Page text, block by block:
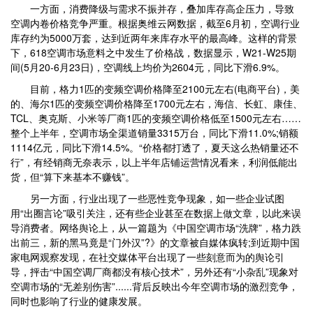
一方面，消费降级与需求不振并存，叠加库存高企压力，导致
空调内卷价格竞争严重。根据奥维云网数据，截至6月初，空调行业
库存约为5000万套，达到近两年来库存水平的最高峰。这样的背景
下，618空调市场意料之中发生了价格战，数据显示，W21-W25期
间(5月20-6月23日)，空调线上均价为2604元，同比下滑6.9%。
目前，格力1匹的变频空调价格降至2100元左右(电商平台)，美
的、海尔1匹的变频空调价格降至1700元左右，海信、长虹、康佳、
TCL、奥克斯、小米等厂商1匹的变频空调价格低至1500元左右……
整个上半年，空调市场全渠道销量3315万台，同比下滑11.0%;销额
1114亿元，同比下滑14.5%。“价格都打透了，夏天这么热销量还不
行”，有经销商无奈表示，以上半年店铺运营情况看来，利润低能出
货，但“算下来基本不赚钱”。
另一方面，行业出现了一些恶性竞争现象，如一些企业试图
用“出圈言论”吸引关注，还有些企业甚至在数据上做文章，以此来误
导消费者。网络舆论上，从一篇题为《中国空调市场“洗牌”，格力跌
出前三，新的黑马竟是“门外汉”?》的文章被自媒体疯转;到近期中国
家电网观察发现，在社交媒体平台出现了一些刻意而为的舆论引
导，抨击“中国空调厂商都没有核心技术”，另外还有“小杂乱”现象对
空调市场的“无差别伤害”......背后反映出今年空调市场的激烈竞争，
同时也影响了行业的健康发展。